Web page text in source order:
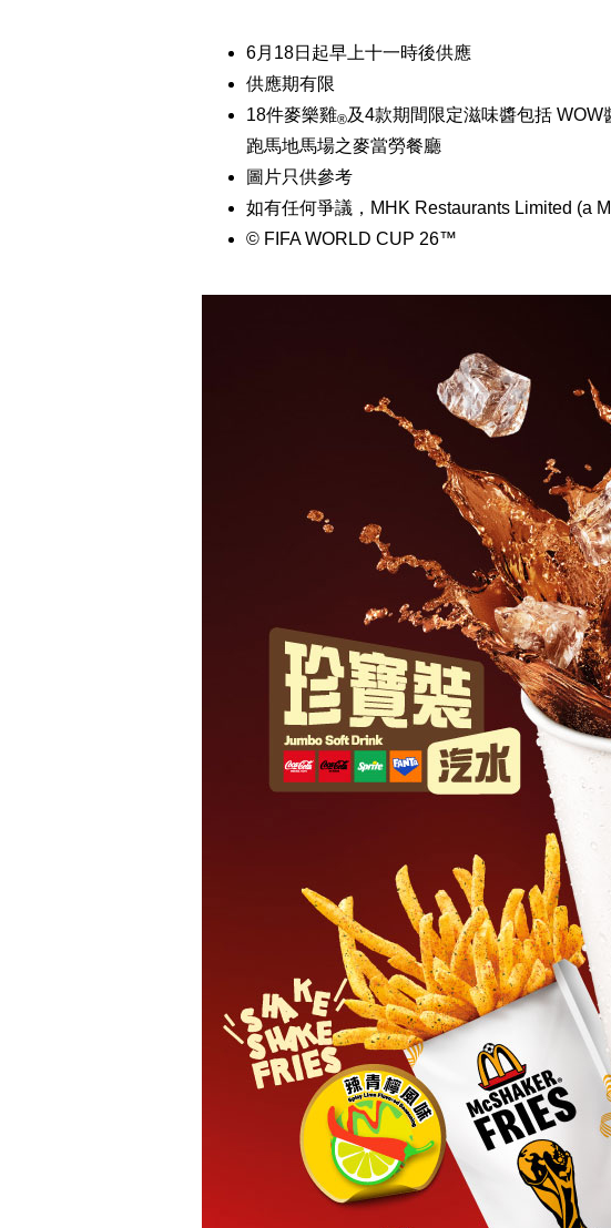
6月18日起早上十一時後供應
供應期有限
18件麥樂雞®及4款期間限定滋味醬包括 WOW
跑馬地馬場之麥當勞餐廳
圖片只供參考
如有任何爭議，MHK Restaurants Limited (a
© FIFA WORLD CUP 26™